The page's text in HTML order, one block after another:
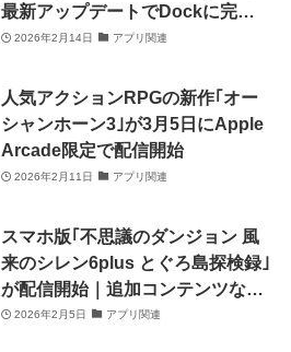
最新アップデートでDockに完全
対応
2026年2月14日 アプリ関連
人気アクションRPGの新作｢オー
シャンホーン3｣が3月5日にApple
Arcade限定で配信開始
2026年2月11日 アプリ関連
スマホ版｢不思議のダンジョン 風
来のシレン6plus とぐろ島探検録｣
が配信開始｜追加コンテンツなど
も全て収録
2026年2月5日 アプリ関連